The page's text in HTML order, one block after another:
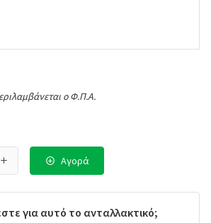
ο Φ.Π.Α.
Αγορά
για αυτό το ανταλλακτικό;